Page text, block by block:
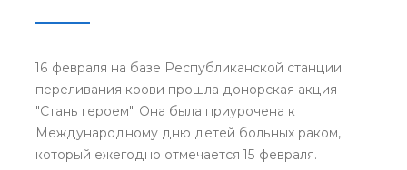
16 февраля на базе Республиканской станции
переливания крови прошла донорская акция
"Стань героем". Она была приурочена к
Международному дню детей больных раком,
который ежегодно отмечается 15 февраля.